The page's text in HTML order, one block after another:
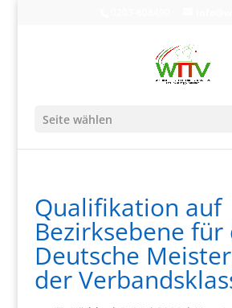
Seite wählen
Qualifikation auf
Bezirksebene für
Deutsche
der